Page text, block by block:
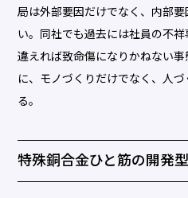
局は外部要因だけでなく、内部
い。同社でも過去には社員の不
違えれば致命傷になりかねない
に、モノづくりだけでなく、人
る。
特殊銅合金ひと筋の開発